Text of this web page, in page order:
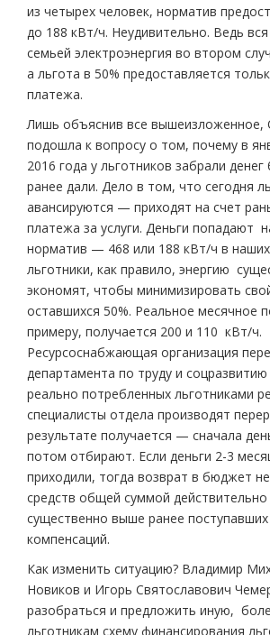
из четырех человек, норматив
до 188 кВт/ч. Неудивительно. Ведь
семьей электроэнергия во втором
а льгота в 50% предоставляется
платежа.
Лишь объяснив все вышеизложенное,
подошла к вопросу о том, почему в
2016 года у льготников забрали
ранее дали. Дело в том, что сегодня
авансируются — приходят на счет
платежа за услуги. Деньги попадают
норматив — 468 или 188 кВт/ч в
льготники, как правило, энергию
экономят, чтобы минимизировать
оставшихся 50%. Реальное месячное
примеру, получается 200 и 110 кВт/ч.
Ресурсоснабжающая организация
департамента по труду и
реально потребленных льготниками
специалисты отдела производят
результате получается — сначала
потом отбирают. Если деньги 2-3
приходили, тогда возврат в бюджет
средств общей суммой действительно
существенно выше ранее
компенсаций.
Как изменить ситуацию? Владимир
Новиков и Игорь Святославович
разобраться и предложить иную,
льготникам схему финансирования